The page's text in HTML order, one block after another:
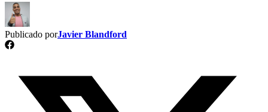
Publicado porJavier Blandford